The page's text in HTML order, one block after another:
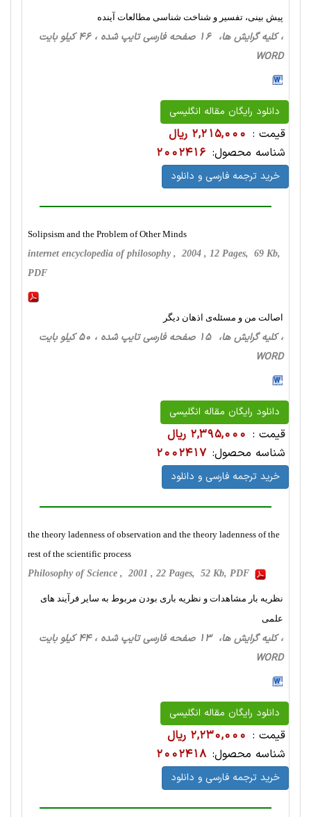
پیش بینی، تفسیر و شناخت شناسی مطالعات آینده
، کلیه گرایش ها، 16 صفحه فارسی تایپ شده ، 46 کیلو بایت
WORD
دانلود رایگان مقاله انگلیسی
قیمت : 2,215,000 ریال
شناسه محصول: 2002416
خرید ترجمه فارسی و دانلود
Solipsism and the Problem of Other Minds
internet encyclopedia of philosophy , 2004 , 12 Pages, 69 Kb,
PDF
اصالت من و مسئله‌ی اذهان دیگر
، کلیه گرایش ها، 15 صفحه فارسی تایپ شده ، 50 کیلو بایت
WORD
دانلود رایگان مقاله انگلیسی
قیمت : 2,395,000 ریال
شناسه محصول: 2002417
خرید ترجمه فارسی و دانلود
the theory ladenness of observation and the theory ladenness of the
rest of the scientific process
Philosophy of Science , 2001 , 22 Pages, 52 Kb, PDF
نظریه بار مشاهدات و نظریه باری بودن مربوط به سایر فرآیند های
علمی
، کلیه گرایش ها، 13 صفحه فارسی تایپ شده ، 44 کیلو بایت
WORD
دانلود رایگان مقاله انگلیسی
قیمت : 2,230,000 ریال
شناسه محصول: 2002418
خرید ترجمه فارسی و دانلود